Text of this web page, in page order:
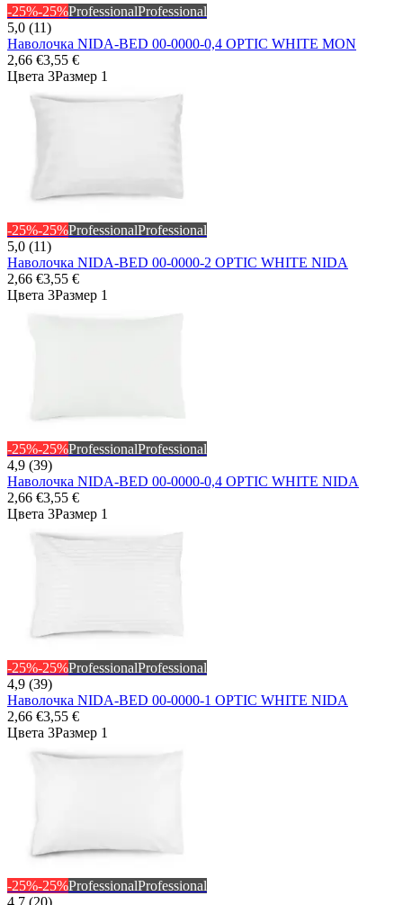
-25%-25%ProfessionalProfessional
5,0 (11)
Наволочка NIDA-BED 00-0000-0,4 OPTIC WHITE MON
2,66 €3,55 €
Цвета 3Размер 1
-25%-25%ProfessionalProfessional
5,0 (11)
Наволочка NIDA-BED 00-0000-2 OPTIC WHITE NIDA
2,66 €3,55 €
Цвета 3Размер 1
-25%-25%ProfessionalProfessional
4,9 (39)
Наволочка NIDA-BED 00-0000-0,4 OPTIC WHITE NIDA
2,66 €3,55 €
Цвета 3Размер 1
-25%-25%ProfessionalProfessional
4,9 (39)
Наволочка NIDA-BED 00-0000-1 OPTIC WHITE NIDA
2,66 €3,55 €
Цвета 3Размер 1
-25%-25%ProfessionalProfessional